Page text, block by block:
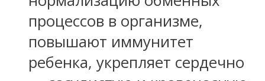
процессов в организме,
повышают иммунитет
ребенка, укрепляет сердечно